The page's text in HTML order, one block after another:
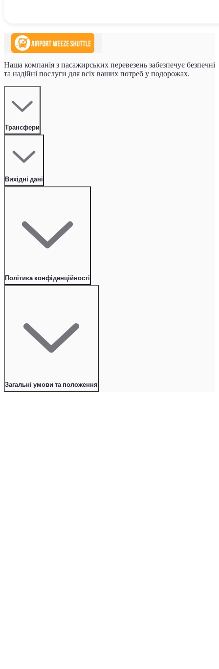
Наша компанія з пасажирських перевезень забезпечує безпечні
та надійні послуги для всіх ваших потреб у подорожах.
Трансфери
Вихідні дані
Політика конфіденційності
Загальні умови та положення